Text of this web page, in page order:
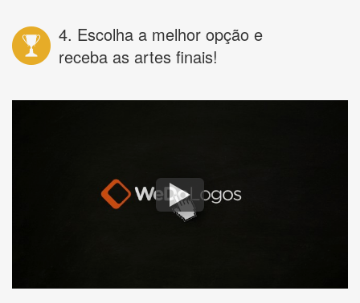
4. Escolha a melhor opção e
receba as artes finais!